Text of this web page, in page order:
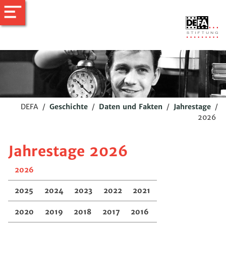
DEFA / Geschichte / Daten und Fakten / Jahrestage /
2026
Jahrestage 2026
2026
2025 2024 2023 2022 2021
2020 2019 2018 2017 2016